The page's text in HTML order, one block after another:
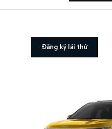
Đăng ký lái thử